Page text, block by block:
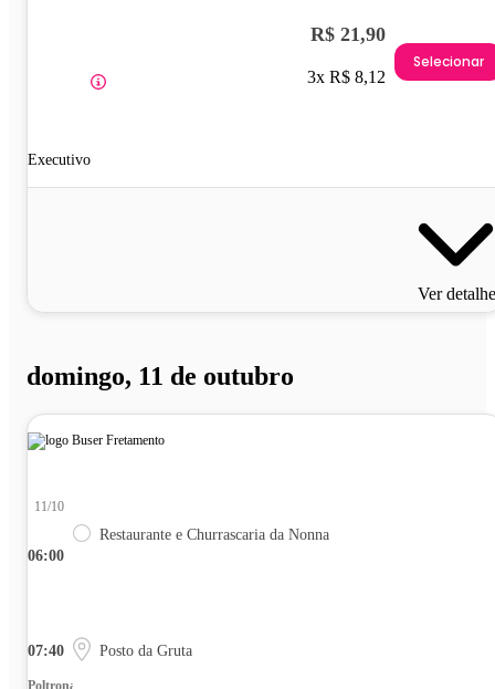
Executivo
R$ 21,90
3x R$ 8,12
Selecionar
Ver
domingo, 11 de outubro
06:00
11/10
Restaurante e Churrascaria da Nonna
07:40 Posto da Gruta
Poltrona